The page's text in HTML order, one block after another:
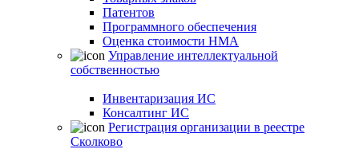
Патентов
Программного обеспечения
Оценка стоимости НМА
Управление интеллектуальной
собственностью
Инвентаризация ИС
Консалтинг ИС
Регистрация организации в реестре
Сколково